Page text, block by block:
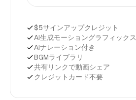
$5サインアップクレジット
AI生成モーショングラフィックス
AIナレーション付き
BGMライブラリ
共有リンクで動画シェア
クレジットカード不要